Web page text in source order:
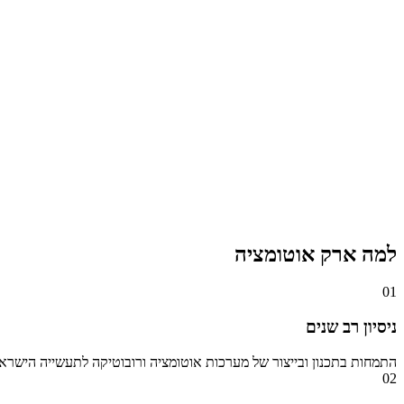
למה ארק אוטומציה
01
ניסיון רב שנים
התמחות בתכנון ובייצור של מערכות אוטומציה ורובוטיקה לתעשייה
02